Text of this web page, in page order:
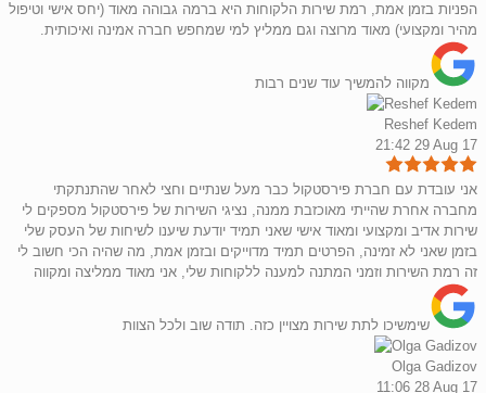
הפניות בזמן אמת, רמת שירות הלקוחות היא ברמה גבוהה מאוד (יחס אישי וטיפול
מהיר ומקצועי) מאוד מרוצה וגם ממליץ למי שמחפש חברה אמינה ואיכותית.
מקווה להמשיך עוד שנים רבות
Reshef Kedem
21:42 29 Aug 17
אני עובדת עם חברת פירסטקול כבר מעל שנתיים וחצי לאחר שהתנתקתי
מחברה אחרת שהייתי מאוכזבת ממנה, נציגי השירות של פירסטקול מספקים לי
שירות אדיב ומקצועי ומאוד אישי שאני תמיד יודעת שיענו לשיחות של העסק שלי
בזמן שאני לא זמינה, הפרטים תמיד מדוייקים ובזמן אמת, מה שהיה הכי חשוב לי
זה רמת השירות וזמני המתנה למענה ללקוחות שלי, אני מאוד ממליצה ומקווה
שימשיכו לתת שירות מצויין כזה. תודה שוב ולכל הצוות
Olga Gadizov
11:06 28 Aug 17